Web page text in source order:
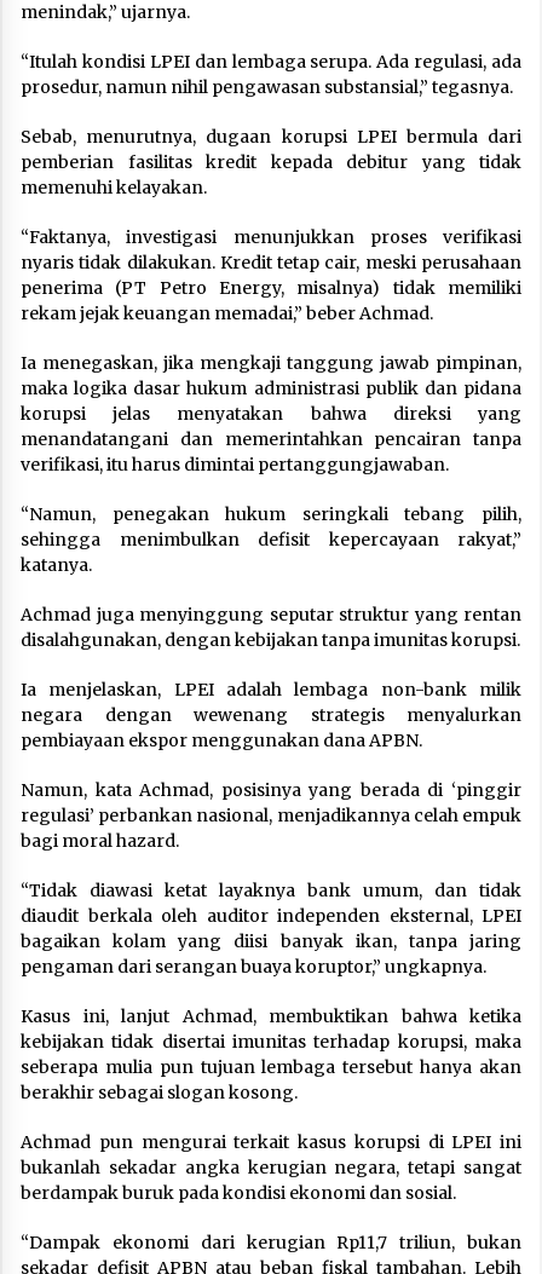
menindak,” ujarnya.
“Itulah kondisi LPEI dan lembaga serupa. Ada regulasi, ada
prosedur, namun nihil pengawasan substansial,” tegasnya.
Sebab, menurutnya, dugaan korupsi LPEI bermula dari
pemberian fasilitas kredit kepada debitur yang tidak
memenuhi kelayakan.
“Faktanya, investigasi menunjukkan proses verifikasi
nyaris tidak dilakukan. Kredit tetap cair, meski perusahaan
penerima (PT Petro Energy, misalnya) tidak memiliki
rekam jejak keuangan memadai,” beber Achmad.
Ia menegaskan, jika mengkaji tanggung jawab pimpinan,
maka logika dasar hukum administrasi publik dan pidana
korupsi jelas menyatakan bahwa direksi yang
menandatangani dan memerintahkan pencairan tanpa
verifikasi, itu harus dimintai pertanggungjawaban.
“Namun, penegakan hukum seringkali tebang pilih,
sehingga menimbulkan defisit kepercayaan rakyat,”
katanya.
Achmad juga menyinggung seputar struktur yang rentan
disalahgunakan, dengan kebijakan tanpa imunitas korupsi.
Ia menjelaskan, LPEI adalah lembaga non-bank milik
negara dengan wewenang strategis menyalurkan
pembiayaan ekspor menggunakan dana APBN.
Namun, kata Achmad, posisinya yang berada di ‘pinggir
regulasi’ perbankan nasional, menjadikannya celah empuk
bagi moral hazard.
“Tidak diawasi ketat layaknya bank umum, dan tidak
diaudit berkala oleh auditor independen eksternal, LPEI
bagaikan kolam yang diisi banyak ikan, tanpa jaring
pengaman dari serangan buaya koruptor,” ungkapnya.
Kasus ini, lanjut Achmad, membuktikan bahwa ketika
kebijakan tidak disertai imunitas terhadap korupsi, maka
seberapa mulia pun tujuan lembaga tersebut hanya akan
berakhir sebagai slogan kosong.
Achmad pun mengurai terkait kasus korupsi di LPEI ini
bukanlah sekadar angka kerugian negara, tetapi sangat
berdampak buruk pada kondisi ekonomi dan sosial.
“Dampak ekonomi dari kerugian Rp11,7 triliun, bukan
sekadar defisit APBN atau beban fiskal tambahan. Lebih